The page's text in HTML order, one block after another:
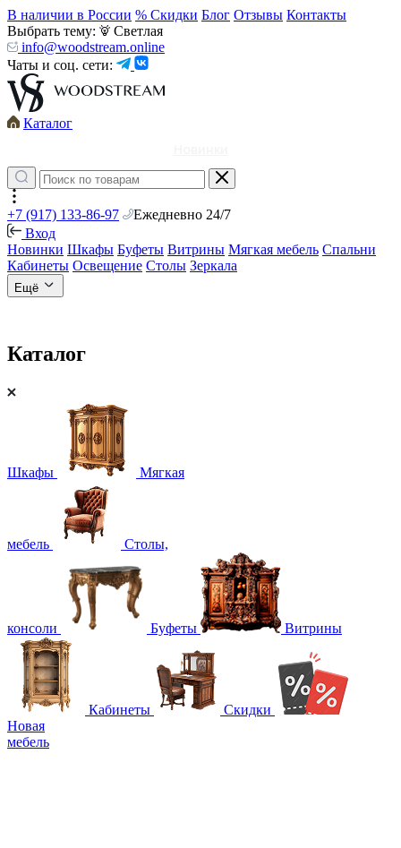
В наличии в России % Скидки Блог Отзывы Контакты
Выбрать тему:
Светлая
info@woodstream.online
Чаты и соц. сети:
Каталог
+7 (917) 133-86-97
Ежедневно 24/7
Вход
Новинки Шкафы Буфеты Витрины Мягкая мебель Спальни
Кабинеты Освещение Столы Зеркала
Ещё
Каталог
Шкафы Мягкая
мебель Столы,
консоли Буфеты Витрины
Кабинеты
Скидки
Новая
мебель